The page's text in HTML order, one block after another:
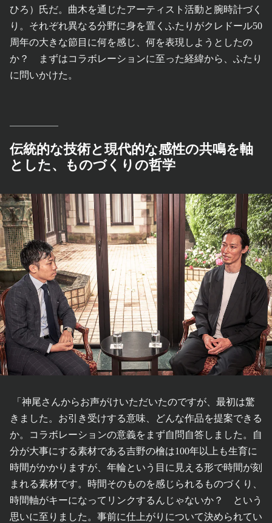
ひろ）氏だ。曲木を通じたアーティスト活動と腕時計づく
り。それぞれ異なる分野に身を置くふたりがクレドール50
周年の大きな節目に何を感じ、何を表現しようとしたの
か？ まずはコラボレーションに至った経緯から、ふたり
に問いかけた。
伝統的な技術と現代的な感性の共鳴を軸
とした、ものづくりの哲学
「神尾さんからお声がけいただいたのですが、最初は驚
きました。お引き受けする意味、どんな作品を提案できる
か。コラボレーションの意義をまず自問自答しました。自
分が大事にする素材である吉野の檜は100年以上も生育に
時間がかかりますが、年輪という目に見える形で時間が刻
まれる素材です。時間そのものを感じられるものづくり、
時間軸がキーになってリンクするんじゃないか？ という
思いに至りました。事前に仕上がりについて決められてい